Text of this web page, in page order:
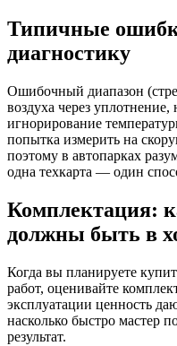
Типичные
диагностику
Ошибочный диапазон
воздуха через
игнорирование
попытка измерить на
поэтому в автопарках
одна техкарта — один
Комплектация:
должны быть в
Когда вы планируете
работ, оценивайте
эксплуатации ценность
насколько быстро мастер
результат.